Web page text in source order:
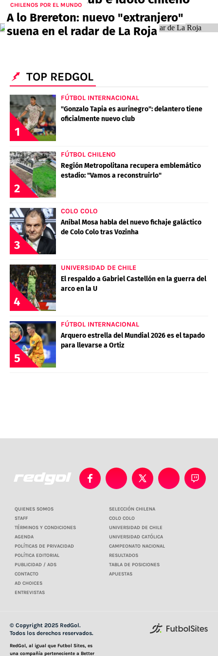
PALESTINO
UNION ESPAÑOLA
GUÍAS
CÓDIGOS
APUESTA DEL DÍA
FÚTBOL INTERNACIONAL
COPA LIBERTADORES
PREMIER LEAGUE
CHAMPIONS LEAGUE
EUROPA LEAGUE
SERIE A
LA LIGA
CHILENOS EN EL EXTERIOR
DARIO OSORIO
DAMIAN PIZARRO
ELIMINATORIAS CONMEBOL
FEMENINO
QUIENES SOMOS
STAFF
AGENDA
POLÍTICAS DE PRIVACIDAD
POLÍTICA EDITORIAL
PUBLICIDAD / ADS
CONTACTO
AD CHOICES
ENTREVISTAS
SELECCIÓN CHILENA
CAMPEONATO NACIONAL
APUESTAS
Términos y Condiciones
Políticas de Privacidad
Ad Choices
CHILENOS POR EL MUNDO
A lo Brereton: nuevo "extranjero"
suena en el radar de La Roja
TOP REDGOL
1
FÚTBOL INTERNACIONAL
"Gonzalo Tapia es aurinegro": delantero tiene
oficialmente nuevo club
2
FÚTBOL CHILENO
Región Metropolitana recupera emblemático
estadio: "Vamos a reconstruirlo"
3
COLO COLO
Aníbal Mosa habla del nuevo fichaje galáctico
de Colo Colo tras Vozinha
4
UNIVERSIDAD DE CHILE
El respaldo a Gabriel Castellón en la guerra del
arco en la U
5
FÚTBOL INTERNACIONAL
Arquero estrella del Mundial 2026 es el tapado
para llevarse a Ortiz
QUIENES SOMOS
STAFF
TÉRMINOS Y CONDICIONES
AGENDA
POLÍTICAS DE PRIVACIDAD
POLÍTICA EDITORIAL
PUBLICIDAD / ADS
CONTACTO
AD CHOICES
ENTREVISTAS
SELECCIÓN CHILENA
COLO COLO
UNIVERSIDAD DE CHILE
UNIVERSIDAD CATÓLICA
CAMPEONATO NACIONAL
RESULTADOS
TABLA DE POSICIONES
APUESTAS
© Copyright 2025 RedGol.
Todos los derechos reservados.
RedGol, al igual que Futbol Sites, es
una compañía perteneciente a Better